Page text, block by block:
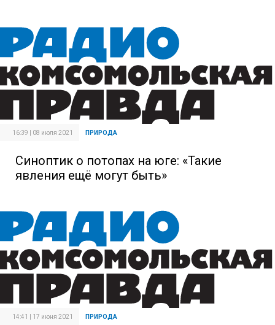
16:39 | 08 июля 2021 ПРИРОДА
Синоптик о потопах на юге: «Такие
явления ещё могут быть»
14:41 | 17 июня 2021 ПРИРОДА